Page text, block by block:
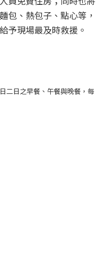
包、熱包子、點心等，
予現場最及時救援。
二日之早餐、午餐與晚餐，每